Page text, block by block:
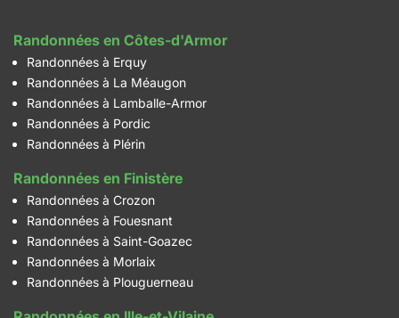
Randonnées en Côtes-d'Armor
Randonnées à Erquy
Randonnées à La Méaugon
Randonnées à Lamballe-Armor
Randonnées à Pordic
Randonnées à Plérin
Randonnées en Finistère
Randonnées à Crozon
Randonnées à Fouesnant
Randonnées à Saint-Goazec
Randonnées à Morlaix
Randonnées à Plouguerneau